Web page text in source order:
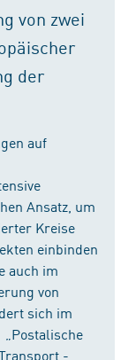
von zwei
der
auf
Ansatz, um
Kreise
einbinden
auch im
von
sich im
„Postalische
-